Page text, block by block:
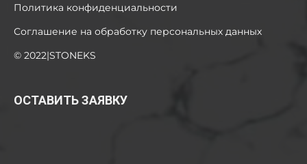
Политика конфиденциальности
Соглашение на обработку персональных данных
© 2022|STONEKS
ОСТАВИТЬ ЗАЯВКУ